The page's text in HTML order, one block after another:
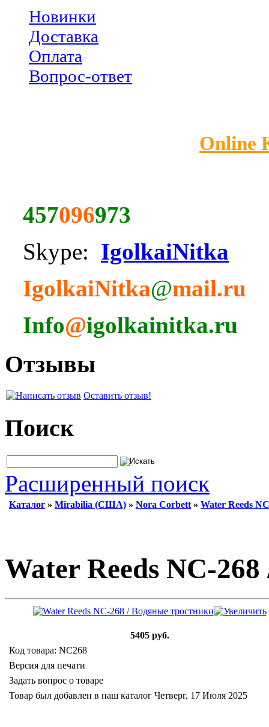
Новинки
Доставка
Оплата
Вопрос-ответ
Online
457096973
Skype: IgolkaiNitka
IgolkaiNitka@mail.ru
Info@igolkainitka.ru
Отзывы
Оставить отзыв!
Поиск
Расширенный поиск
Каталог » Mirabilia (США) » Nora Corbett » Water Reeds
Water Reeds NC-
5405 руб.
Код товара: NC268
Версия для печати
Задать вопрос о товаре
Товар был добавлен в наш каталог Четверг, 17 Июля 2025